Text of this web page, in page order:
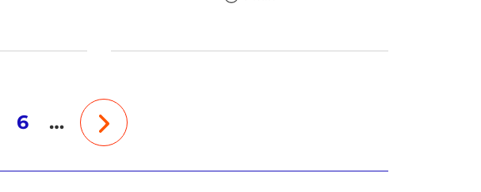
6 …